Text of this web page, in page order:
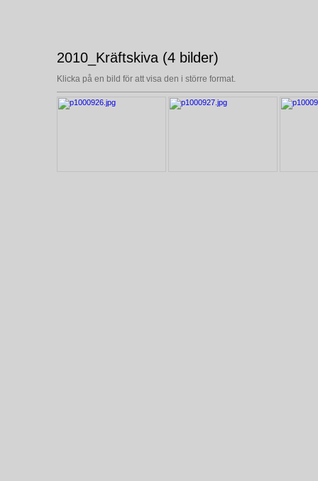
2010_Kräftskiva (4 bilder)
Klicka på en bild för att visa den i större format.